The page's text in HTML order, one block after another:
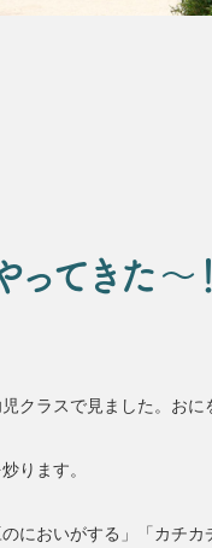
てきた～！
クラスで見ました。お
ります。
においがする」「カチ